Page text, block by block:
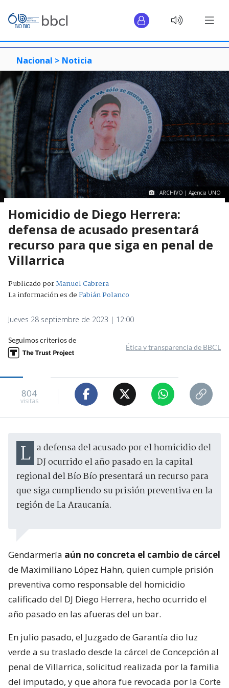
Nacional > Noticia
ARCHIVO | Agencia UNO
Homicidio de Diego Herrera:
defensa de acusado presentará
recurso para que siga en penal de
Villarrica
Publicado porManuel Cabrera
La información es deFabián Polanco
Jueves 28 septiembre de 2023 | 12:00
Seguimos criterios de
Ética y transparencia de BBCL
804
visitas
La defensa del acusado por el homicidio del DJ ocurrido el año pasado en la capital
regional del Bío Bío presentará un recurso para
que siga cumpliendo su prisión preventiva en la
región de La Araucanía.
Gendarmería aún no concreta el cambio de cárcel
de Maximiliano López Hahn, quien cumple prisión
preventiva como responsable del homicidio
calificado del DJ Diego Herrera, hecho ocurrido el
año pasado en las afueras del un bar.
En julio pasado, el Juzgado de Garantía dio luz
verde a su traslado desde la cárcel de Concepción al
penal de Villarrica, solicitud realizada por la familia
del imputado, y que ahora fue revocada por la Corte